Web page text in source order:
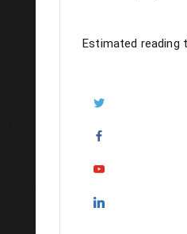
Estimated reading